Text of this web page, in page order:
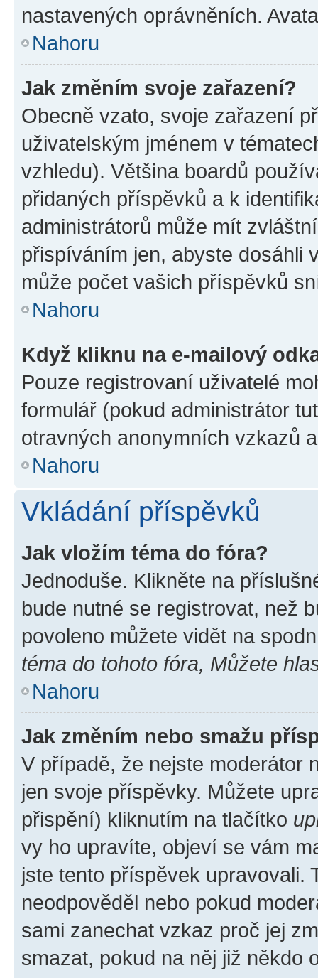
nastavených oprávněních.
Nahoru
Jak změním svoje zařazení?
Obecně vzato, svoje zařazení
uživatelským jménem v
vzhledu). Většina boardů
přidaných příspěvků a k
administrátorů může mít
přispíváním jen, abyste dosáhli
může počet vašich příspěvků
Nahoru
Když kliknu na e-mailový
Pouze registrovaní uživatelé
formulář (pokud administrátor
otravných anonymních vzkazů
Nahoru
Vkládání příspěvků
Jak vložím téma do fóra?
Jednoduše. Klikněte na
bude nutné se registrovat, než
povoleno můžete vidět na
téma do tohoto fóra, Můžete
Nahoru
Jak změním nebo smažu
V případě, že nejste moderátor
jen svoje příspěvky. Můžete
přispění) kliknutím na tlačítko
vy ho upravíte, objeví se vám
jste tento příspěvek upravovali.
neodpověděl nebo pokud
sami zanechat vzkaz proč jej
smazat, pokud na něj již někdo